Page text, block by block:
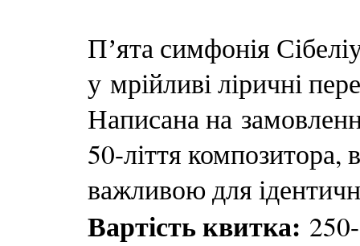
Пʼята симфонія
у мрійливі ліричні
Написана на
50-ліття композитора,
важливою для
Вартість квитка: